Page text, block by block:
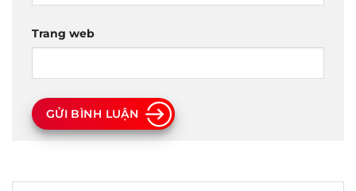
Trang web
GỬI BÌNH LUẬN